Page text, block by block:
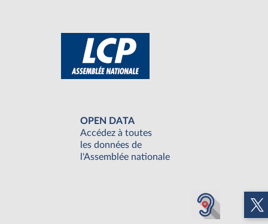
OPEN DATA
Accédez à toutes
les données de
l'Assemblée nationale